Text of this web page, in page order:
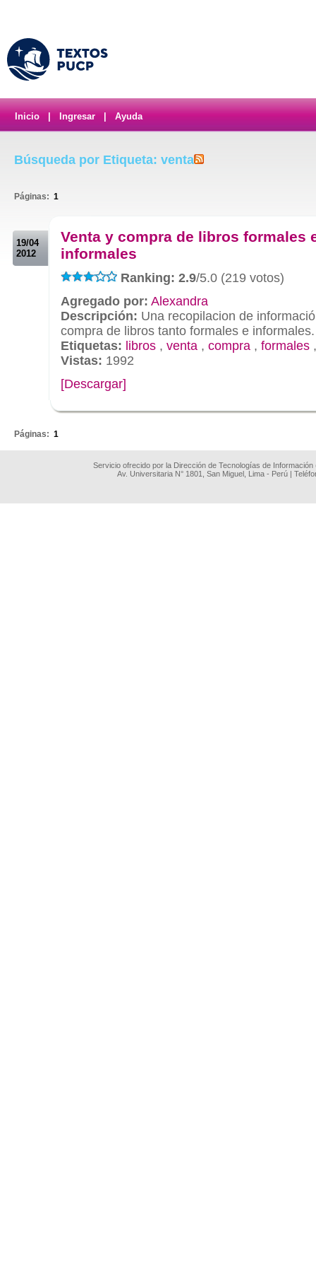
Inicio Ingresar Ayuda
Búsqueda por Etiqueta: venta
Páginas: 1
19/04
2012
Venta y compra de libros formales
informales
Ranking: 2.9/5.0 (219 votos)
Agregado por: Alexandra
Descripción: Una recopilacion de
compra de libros tanto formales e informales.
Etiquetas: libros , venta , compra , formales
Vistas: 1992
[Descargar]
Páginas: 1
Servicio ofrecido por la Dirección de Tecnologías de
Av. Universitaria N° 1801, San Miguel, Lima - Perú |